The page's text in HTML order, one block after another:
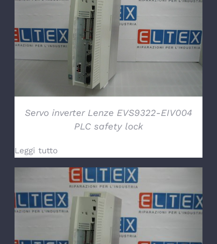
DETTAGLI
Servo inverter Lenze EVS9322-EIV004
PLC safety lock
Leggi tutto
DETTAGLI